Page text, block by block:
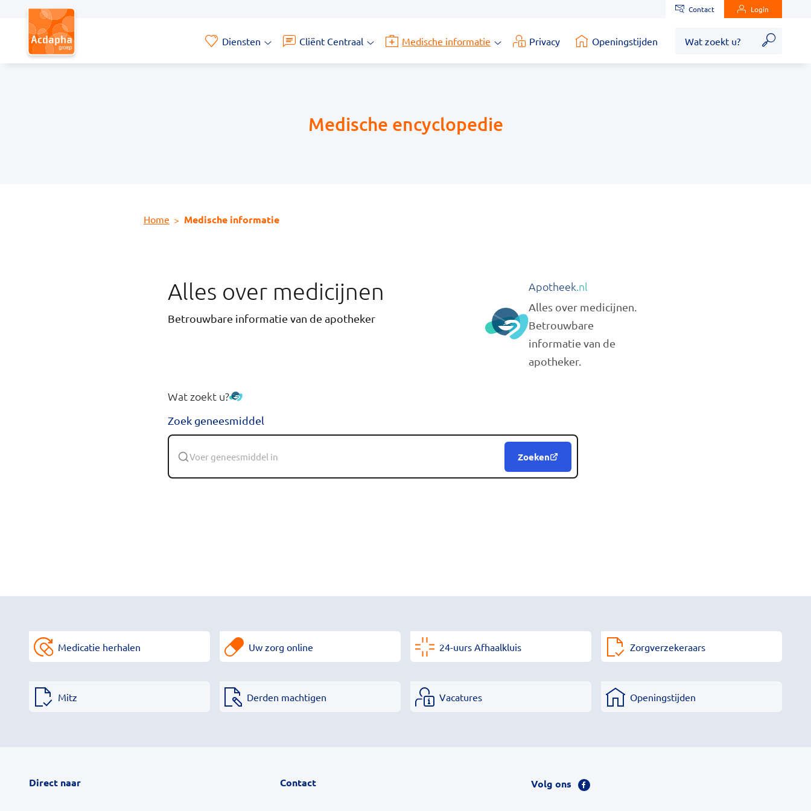
Contact Login
Diensten
submenu
Cliënt Centraal
Centraal
Medische informatie
informatie
Privacy Openingstijden
Home Medische informatie
Medische encyclopedie
Alles over medicijnen
Betrouwbare informatie van de apotheker
Apotheek.nl
Alles over medicijnen.
Betrouwbare
informatie van de
apotheker.
Wat zoekt u?
Zoek geneesmiddel
Zoeken
Medicatie herhalen Uw zorg online 24-uurs Afhaalkluis Zorgverzekeraars
Mitz Derden machtigen Vacatures Openingstijden
Direct naar Contact Volg ons
Bezoek